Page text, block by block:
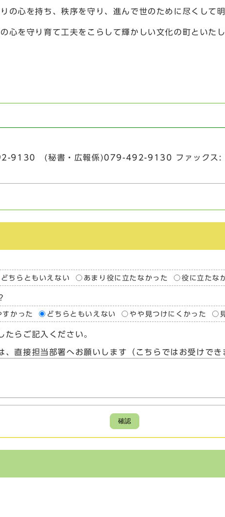
の心を持ち、秩序を守り、進んで世のために尽くして
心を守り育て工夫をこらして輝かしい文化の町といたし
9130 (秘書・広報係)079-492-9130 ファック
どちらともいえない あまり役に立たなかった 役に立たな
すかった どちらともいえない やや見つけにくかった
たらご記入ください。
、直接担当部署へお願いします（こちらではお受けでき
確認